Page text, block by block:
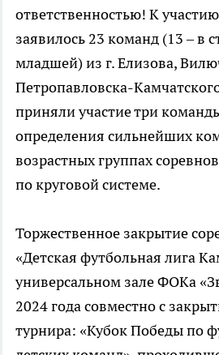
ответственностью! К
заявилось 23 команд (13 – в
младшей) из г. Елизова,
Петропавловска-
приняли участие три
определения сильнейших
возрастных группах
по круговой системе.
Торжественное закрытие
«Детская футбольная лига
универсальном зале ФОКа
2024 года совместно с
турнира: «Кубок Победы по